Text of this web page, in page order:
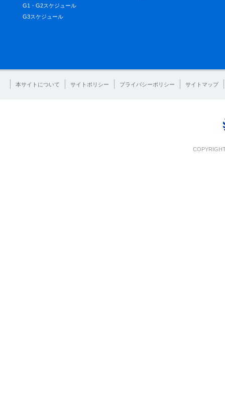
G1・G2スケジュール
G3スケジュール
本サイトについて サイトポリシー プライバシーポリシー サイトマップ